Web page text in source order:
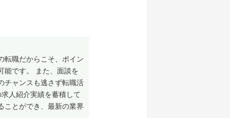
転職だからこそ、ポイン
能です。 また、面談を
チャンスも逃さず転職活
人紹介実績を蓄積して
ことができ、最新の業界